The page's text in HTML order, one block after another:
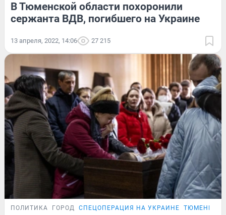
В Тюменской области похоронили
сержанта ВДВ, погибшего на Украине
13 апреля, 2022, 14:06 27 215
ПОЛИТИКА ГОРОД СПЕЦОПЕРАЦИЯ НА УКРАИНЕ ТЮМЕНЦЫ,